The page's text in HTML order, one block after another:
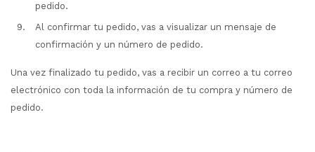
pedido.
Al confirmar tu pedido, vas a visualizar un mensaje de
confirmación y un número de pedido.
Una vez finalizado tu pedido, vas a recibir un correo a tu correo
electrónico con toda la información de tu compra y número de
pedido.